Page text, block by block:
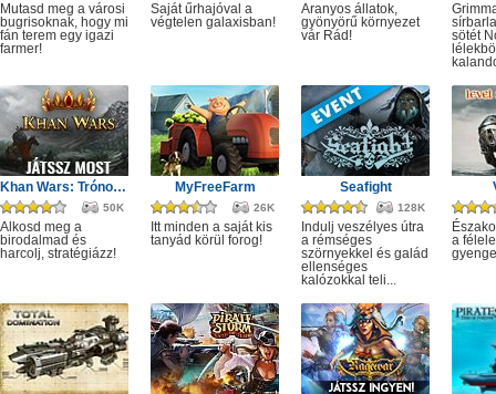
Mutasd meg a városi
bugrisoknak, hogy mi
fán terem egy igazi
farmer!
Saját űrhajóval a
végtelen galaxisban!
Aranyos állatok,
gyönyörű környezet
vár Rád!
sötét
Khan Wars: Trónok harca
50K
Alkosd meg a
birodalmad és
harcolj, stratégiázz!
MyFreeFarm
26K
Itt minden a saját kis
tanyád körül forog!
Seafight
128K
Indulj veszélyes útra
a rémséges
szörnyekkel és galád
ellenséges
kalózokkal teli...
a